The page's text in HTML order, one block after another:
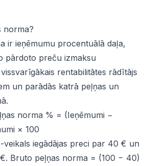
norma?
ir ieņēmumu procentuālā daļa,
pārdoto preču izmaksu
rentabilitātes rādītājs
un parādās katrā peļņas un
norma % = (Ieņēmumi −
× 100
veikals iegādājas preci par 40 € un
Bruto peļņas norma = (100 − 40)